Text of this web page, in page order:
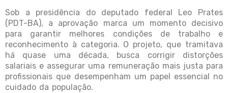
Sob a presidência do deputado federal Leo Prates
(PDT-BA), a aprovação marca um momento decisivo
para garantir melhores condições de trabalho e
reconhecimento à categoria. O projeto, que tramitava
há quase uma década, busca corrigir distorções
salariais e assegurar uma remuneração mais justa para
profissionais que desempenham um papel essencial no
cuidado da população.